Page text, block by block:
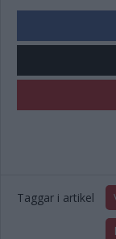
Taggar i artikel